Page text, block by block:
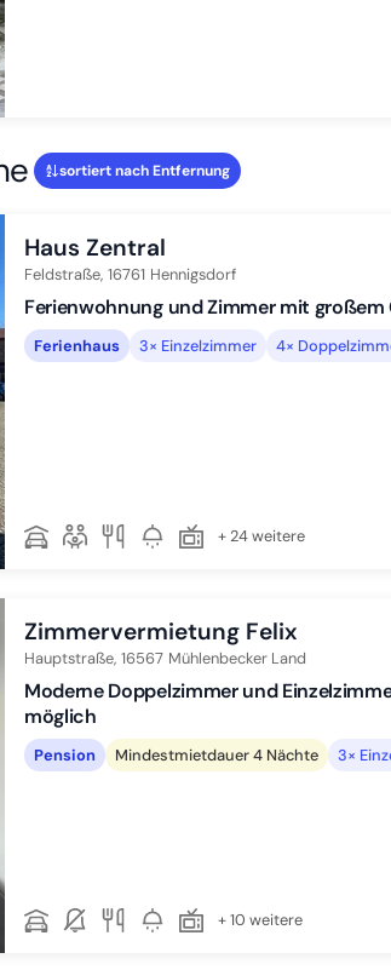
sortiert nach Entfernung
Haus Zentral
Feldstraße, 16761 Hennigsdorf
Ferienwohnung und Zimmer mit
Ferienhaus 3× Einzelzimmer 4×
+ 24 weitere
Zimmervermietung Felix
Hauptstraße, 16567 Mühlenbecker Land
Moderne Doppelzimmer und
möglich
Pension Mindestmietdauer 4 Nächte 3×
+ 10 weitere